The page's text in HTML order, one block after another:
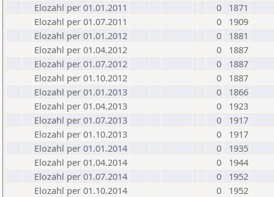
Elozahl per 01.01.2011
0
1871
Elozahl per 01.07.2011
0
1909
Elozahl per 01.01.2012
0
1881
Elozahl per 01.04.2012
0
1887
Elozahl per 01.07.2012
0
1887
Elozahl per 01.10.2012
0
1887
Elozahl per 01.01.2013
0
1866
Elozahl per 01.04.2013
0
1923
Elozahl per 01.07.2013
0
1917
Elozahl per 01.10.2013
0
1917
Elozahl per 01.01.2014
0
1935
Elozahl per 01.04.2014
0
1944
Elozahl per 01.07.2014
0
1952
Elozahl per 01.10.2014
0
1952